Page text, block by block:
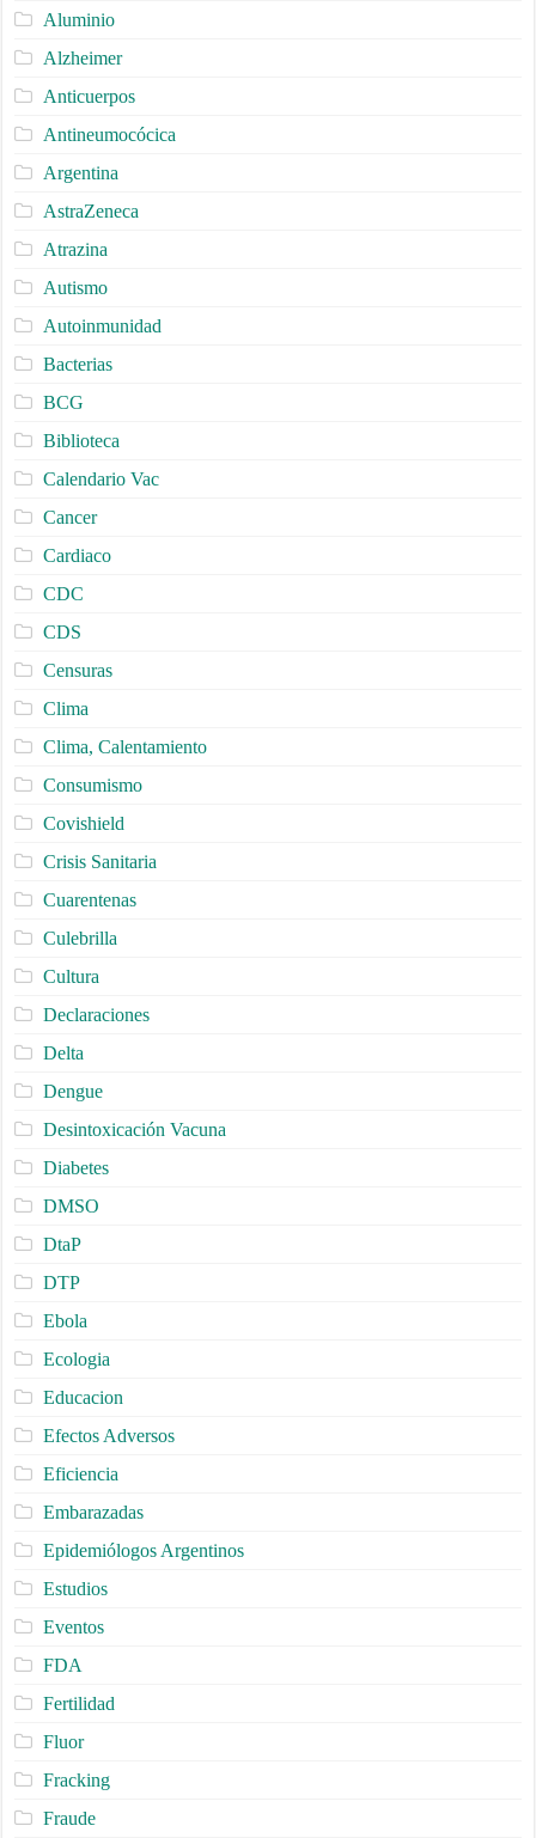
Aluminio
Alzheimer
Anticuerpos
Antineumocócica
Argentina
AstraZeneca
Atrazina
Autismo
Autoinmunidad
Bacterias
BCG
Biblioteca
Calendario Vac
Cancer
Cardiaco
CDC
CDS
Censuras
Clima
Clima, Calentamiento
Consumismo
Covishield
Crisis Sanitaria
Cuarentenas
Culebrilla
Cultura
Declaraciones
Delta
Dengue
Desintoxicación Vacuna
Diabetes
DMSO
DtaP
DTP
Ebola
Ecologia
Educacion
Efectos Adversos
Eficiencia
Embarazadas
Epidemiólogos Argentinos
Estudios
Eventos
FDA
Fertilidad
Fluor
Fracking
Fraude